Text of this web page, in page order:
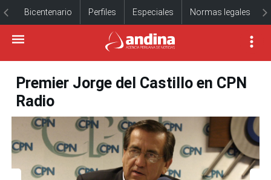
Bicentenario Perfiles Especiales Normas legales
Premier Jorge del Castillo en CPN
Radio